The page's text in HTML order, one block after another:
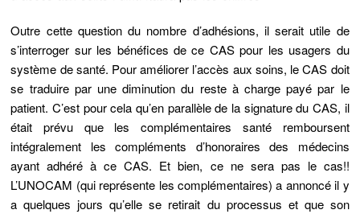
Outre cette question du nombre d’adhésions, il serait utile de
s’interroger sur les bénéfices de ce CAS pour les usagers du
système de santé. Pour améliorer l’accès aux soins, le CAS doit
se traduire par une diminution du reste à charge payé par le
patient. C’est pour cela qu’en parallèle de la signature du CAS, il
était prévu que les complémentaires santé remboursent
intégralement les compléments d’honoraires des médecins
ayant adhéré à ce CAS. Et bien, ce ne sera pas le cas!!
L’UNOCAM (qui représente les complémentaires) a annoncé il y
a quelques jours qu’elle se retirait du processus et que son